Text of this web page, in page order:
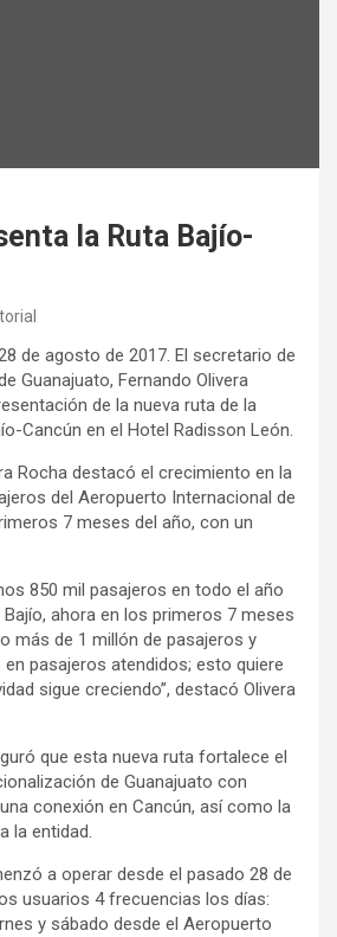
la Ruta Bajío-
de agosto de 2017. El secretario de
Guanajuato, Fernando Olivera
de la nueva ruta de la
Cancún en el Hotel Radisson León.
Rocha destacó el crecimiento en la
del Aeropuerto Internacional de
7 meses del año, con un
850 mil pasajeros en todo el año
ahora en los primeros 7 meses
más de 1 millón de pasajeros y
pasajeros atendidos; esto quiere
sigue creciendo”, destacó Olivera
que esta nueva ruta fortalece el
de Guanajuato con
conexión en Cancún, así como la
la entidad.
a operar desde el pasado 28 de
usuarios 4 frecuencias los días:
y sábado desde el Aeropuerto